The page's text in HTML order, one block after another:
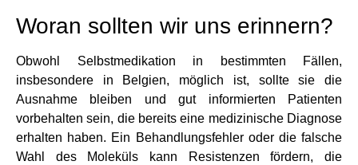
Woran sollten wir uns erinnern?
Obwohl Selbstmedikation in bestimmten Fällen,
insbesondere in Belgien, möglich ist, sollte sie die
Ausnahme bleiben und gut informierten Patienten
vorbehalten sein, die bereits eine medizinische Diagnose
erhalten haben. Ein Behandlungsfehler oder die falsche
Wahl des Moleküls kann Resistenzen fördern, die